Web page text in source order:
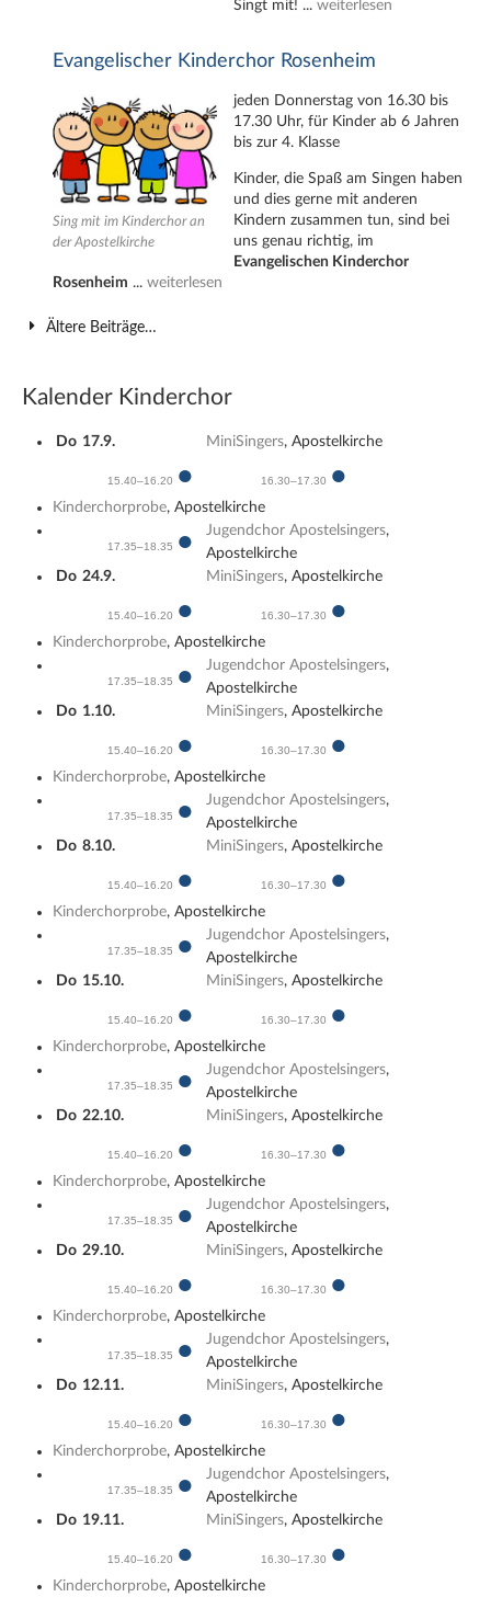
Singt mit! ...weiterlesen
Evangelischer Kinderchor Rosenheim
Sing mit im Kinderchor an
der Apostelkirche
jeden Donnerstag von 16.30 bis
17.30 Uhr, für Kinder ab 6 Jahren
bis zur 4. Klasse
Kinder, die Spaß am Singen haben
und dies gerne mit anderen
Kindern zusammen tun, sind bei
uns genau richtig, im
Evangelischen Kinderchor
Rosenheim ...weiterlesen
Ältere Beiträge…
Kalender Kinderchor
Do 17.9.
15.40–16.20 ●
MiniSingers, Apostelkirche
16.30–17.30 ●
Kinderchorprobe, Apostelkirche
17.35–18.35 ● Jugendchor Apostelsingers,
Apostelkirche
Do 24.9.
15.40–16.20 ●
MiniSingers, Apostelkirche
16.30–17.30 ●
Kinderchorprobe, Apostelkirche
17.35–18.35 ● Jugendchor Apostelsingers,
Apostelkirche
Do 1.10.
15.40–16.20 ●
MiniSingers, Apostelkirche
16.30–17.30 ●
Kinderchorprobe, Apostelkirche
17.35–18.35 ● Jugendchor Apostelsingers,
Apostelkirche
Do 8.10.
15.40–16.20 ●
MiniSingers, Apostelkirche
16.30–17.30 ●
Kinderchorprobe, Apostelkirche
17.35–18.35 ● Jugendchor Apostelsingers,
Apostelkirche
Do 15.10.
15.40–16.20 ●
MiniSingers, Apostelkirche
16.30–17.30 ●
Kinderchorprobe, Apostelkirche
17.35–18.35 ● Jugendchor Apostelsingers,
Apostelkirche
Do 22.10.
15.40–16.20 ●
MiniSingers, Apostelkirche
16.30–17.30 ●
Kinderchorprobe, Apostelkirche
17.35–18.35 ● Jugendchor Apostelsingers,
Apostelkirche
Do 29.10.
15.40–16.20 ●
MiniSingers, Apostelkirche
16.30–17.30 ●
Kinderchorprobe, Apostelkirche
17.35–18.35 ● Jugendchor Apostelsingers,
Apostelkirche
Do 12.11.
15.40–16.20 ●
MiniSingers, Apostelkirche
16.30–17.30 ●
Kinderchorprobe, Apostelkirche
17.35–18.35 ● Jugendchor Apostelsingers,
Apostelkirche
Do 19.11.
15.40–16.20 ●
MiniSingers, Apostelkirche
16.30–17.30 ●
Kinderchorprobe, Apostelkirche